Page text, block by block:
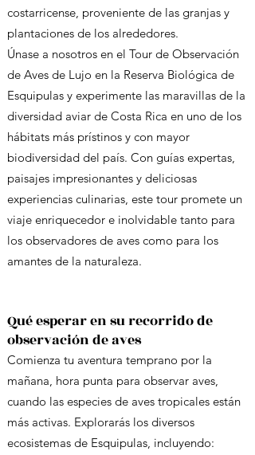
costarricense, proveniente de las granjas y
plantaciones de los alrededores.
Únase a nosotros en el Tour de Observación
de Aves de Lujo en la Reserva Biológica de
Esquipulas y experimente las maravillas de la
diversidad aviar de Costa Rica en uno de los
hábitats más prístinos y con mayor
biodiversidad del país. Con guías expertas,
paisajes impresionantes y deliciosas
experiencias culinarias, este tour promete un
viaje enriquecedor e inolvidable tanto para
los observadores de aves como para los
amantes de la naturaleza.
Qué esperar en su recorrido de
observación de aves
Comienza tu aventura temprano por la
mañana, hora punta para observar aves,
cuando las especies de aves tropicales están
más activas. Explorarás los diversos
ecosistemas de Esquipulas, incluyendo: